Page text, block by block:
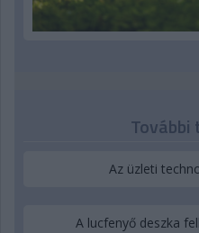
Az üzleti
A lucfenyő deszka